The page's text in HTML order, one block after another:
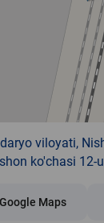
viloyati,
ko'chasi
Google Maps